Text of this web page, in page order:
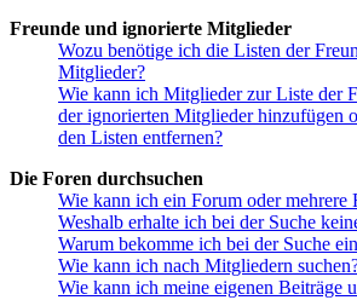
Freunde und ignorierte Mitglieder
Wozu benötige ich die Listen der
Mitglieder?
Wie kann ich Mitglieder zur Liste der
der ignorierten Mitglieder hinzufügen
den Listen entfernen?
Die Foren durchsuchen
Wie kann ich ein Forum oder mehrere
Weshalb erhalte ich bei der Suche
Warum bekomme ich bei der Suche
Wie kann ich nach Mitgliedern
Wie kann ich meine eigenen Beiträge